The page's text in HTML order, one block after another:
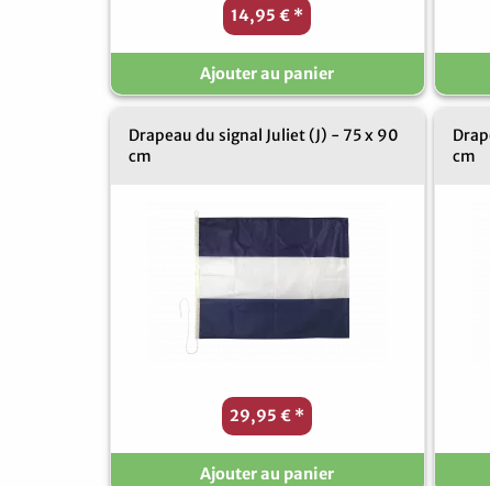
14,95 € *
Ajouter au panier
Drapeau du signal Juliet (J) - 75 x 90
cm
29,95 € *
Ajouter au panier
cm